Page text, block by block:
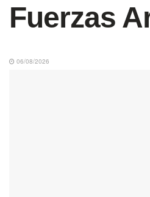
Fuerzas
06/08/2026